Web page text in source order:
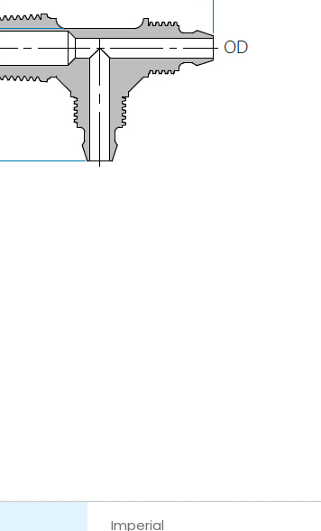
Lance De Pulverisation
Imperial